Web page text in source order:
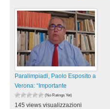
Paralimpiadi, Paolo Esposito a
Verona: “Importante
(No Ratings Yet)
145 views visualizzazioni